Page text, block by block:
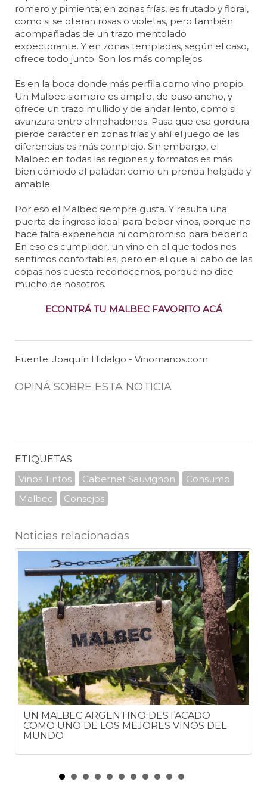
romero y pimienta; en zonas frías, es frutado y floral,
como si se olieran rosas o violetas, pero también
acompañadas de un trazo mentolado
expectorante. Y en zonas templadas, según el caso,
ofrece todo junto. Son los más complejos.
Es en la boca donde más perfila como vino propio.
Un Malbec siempre es amplio, de paso ancho, y
ofrece un trazo mullido y de andar lento, como si
avanzara entre almohadones. Pasa que esa gordura
pierde carácter en zonas frías y ahí el juego de las
diferencias es más complejo. Sin embargo, el
Malbec en todas las regiones y formatos es más
bien cómodo al paladar: como un prenda holgada y
amable.
Por eso el Malbec siempre gusta. Y resulta una
puerta de ingreso ideal para beber vinos, porque no
hace falta experiencia ni compromiso para beberlo.
En eso es cumplidor, un vino en el que todos nos
sentimos confortables, pero en el que al cabo de las
copas nos cuesta reconocernos, porque no dice
mucho de nosotros.
ECONTRÁ TU MALBEC FAVORITO ACÁ
Fuente: Joaquín Hidalgo - Vinomanos.com
OPINÁ SOBRE ESTA NOTICIA
ETIQUETAS
Vinos Tintos
Cabernet Sauvignon
Consumo
Malbec
Consejos
Noticias relacionadas
UN MALBEC ARGENTINO DESTACADO
COMO UNO DE LOS MEJORES VINOS DEL
MUNDO